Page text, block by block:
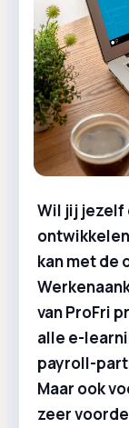
Wil jij jezelf
kan met de
van ProFri
alle e-
payroll-
Maar ook
zeer